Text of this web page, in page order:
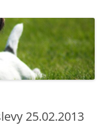
25.02.2013